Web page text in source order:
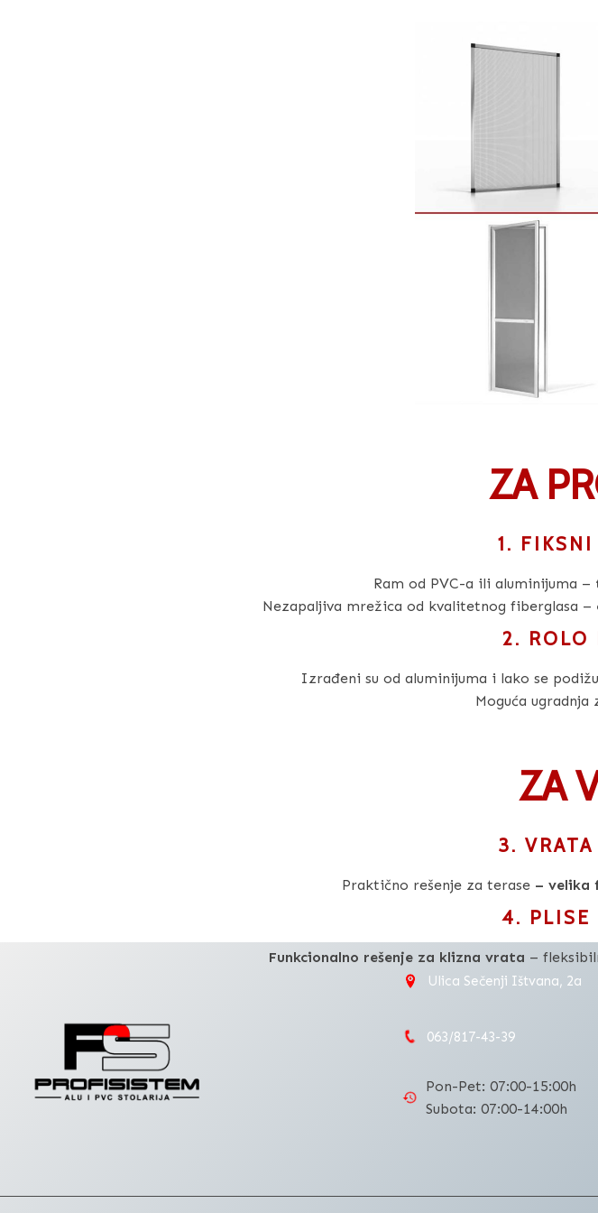
ZA
1. FIKSNI
Ram od PVC-a ili aluminijuma –
Nezapaljiva mrežica od kvalitetnog fiberglasa –
2. ROLO
Izrađeni su od aluminijuma i lako se
Moguća
ZA
3.
Praktično rešenje za terase – velika
4. PLISE
Funkcionalno rešenje za klizna vrata –
Ulica Sečenji Ištvana, 2a
063/817-43-39
Pon-Pet: 07:00-15:00h
Subota: 07:00-14:00h